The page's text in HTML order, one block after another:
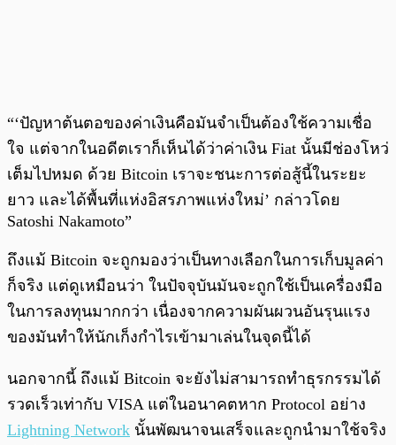
“‘ปัญหาต้นตอของค่าเงินคือมันจำเป็นต้องใช้ความเชื่อ
ใจ แต่จากในอดีตเราก็เห็นได้ว่าค่าเงิน Fiat นั้นมีช่องโหว่
เต็มไปหมด ด้วย Bitcoin เราจะชนะการต่อสู้นี้ในระยะ
ยาว และได้พื้นที่แห่งอิสรภาพแห่งใหม่’ กล่าวโดย
Satoshi Nakamoto”
ถึงแม้ Bitcoin จะถูกมองว่าเป็นทางเลือกในการเก็บมูลค่า
ก็จริง แต่ดูเหมือนว่า ในปัจจุบันมันจะถูกใช้เป็นเครื่องมือ
ในการลงทุนมากกว่า เนื่องจากความผันผวนอันรุนแรง
ของมันทำให้นักเก็งกำไรเข้ามาเล่นในจุดนี้ได้
นอกจากนี้ ถึงแม้ Bitcoin จะยังไม่สามารถทำธุรกรรมได้
รวดเร็วเท่ากับ VISA แต่ในอนาคตหาก Protocol อย่าง
Lightning Network นั้นพัฒนาจนเสร็จและถูกนำมาใช้จริง